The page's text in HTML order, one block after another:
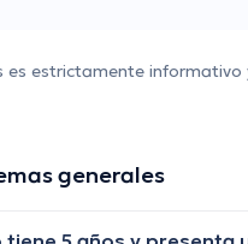
es estrictamente
generales